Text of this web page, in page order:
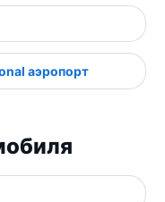
аэропорт